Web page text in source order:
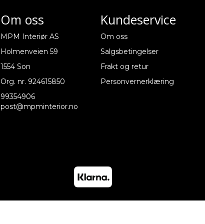
Om oss
MPM Interiør AS
Holmenveien 59
1554 Son
Org. nr. 924615850
99354906
post@mpminterior.no
Kundeservice
Om oss
Salgsbetingelser
Frakt og retur
Personvernerklæring